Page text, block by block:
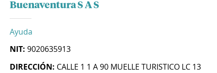
Buenaventura S A S
Ayuda
NIT: 9020635913
DIRECCIÓN: CALLE 1 1 A 90 MUELLE TURISTICO LC 13